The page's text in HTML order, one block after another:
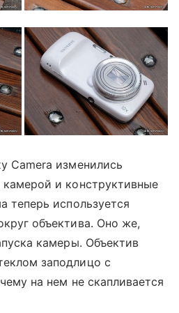
Camera изменились
и конструктивные
теперь используется
объектива. Оно же,
камеры. Объектив
заподлицо с
на нем не скапливается